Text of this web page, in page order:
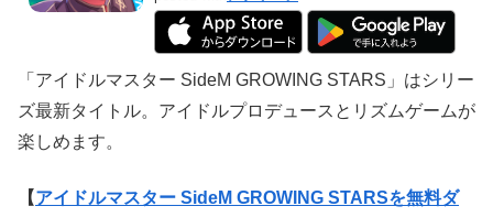
「アイドルマスター SideM GROWING STARS」はシリー
ズ最新タイトル。アイドルプロデュースとリズムゲームが
楽しめます。
【アイドルマスター SideM GROWING STARSを無料ダ